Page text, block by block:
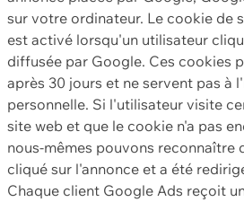
sur votre ordinateur. Le cookie de
est activé lorsqu'un utilisateur
diffusée par Google. Ces cookies
après 30 jours et ne servent pas à
personnelle. Si l'utilisateur visite
site web et que le cookie n'a pas
nous-mêmes pouvons reconnaître
cliqué sur l'annonce et a été
Chaque client Google Ads reçoit